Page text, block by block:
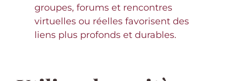
groupes, forums et rencontres
virtuelles ou réelles favorisent des
liens plus profonds et durables.